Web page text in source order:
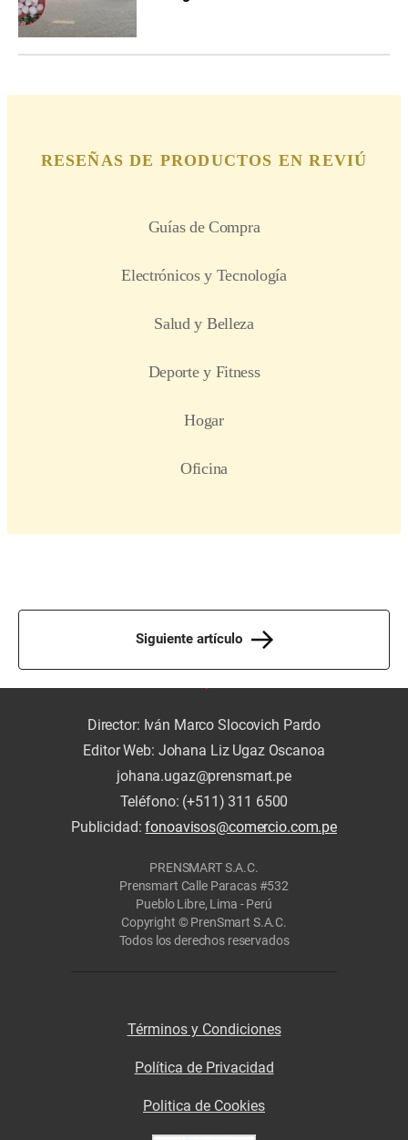
Siguiente artículo
Director: Iván Marco Slocovich Pardo
Editor Web: Johana Liz Ugaz Oscanoa
johana.ugaz@prensmart.pe
Teléfono: (+511) 311 6500
Publicidad:fonoavisos@comercio.com.pe
PRENSMART S.A.C.
Prensmart Calle Paracas #532
Pueblo Libre, Lima - Perú
Copyright © PrenSmart S.A.C.
Todos los derechos reservados
Términos y Condiciones
Política de Privacidad
Politica de Cookies